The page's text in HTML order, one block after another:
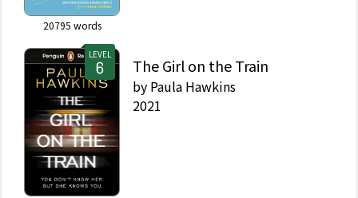
20795 words
LEVEL
The Girl on the Train
by Paula Hawkins
2021